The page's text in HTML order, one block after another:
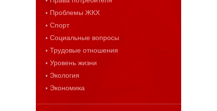
Проблемы ЖКХ
Спорт
Социальные вопросы
Трудовые отношения
Уровень жизни
Экология
Экономика